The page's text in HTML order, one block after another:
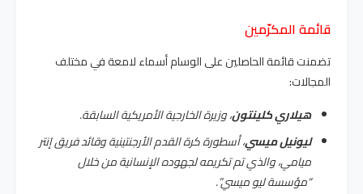
قائمة المكرّمين
تضمنت قائمة الحاصلين على الوسام أسماء لامعة في مختلف
المجالات:
هيلاري كلينتون، وزيرة الخارجية الأمريكية السابقة.
ليونيل ميسي، أسطورة كرة القدم الأرجنتينية وقائد فريق إنتر
ميامي، والذي تم تكريمه لجهوده الإنسانية من خلال
“مؤسسة ليو ميسي”.